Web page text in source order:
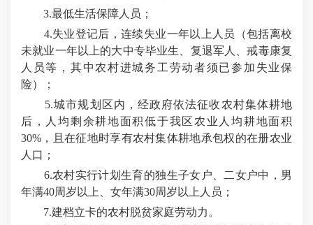
3.最低生活保障人员；
4.失业登记后，连续失业一年以上人员（包括离校
未就业一年以上的大中专毕业生、复退军人、戒毒康复
人员等，其中农村进城务工劳动者须已参加失业保
险）；
5.城市规划区内，经政府依法征收农村集体耕地
后，人均剩余耕地面积低于我区农业人均耕地面积
30%，且在征地时享有农村集体耕地承包权的在册农业
人口；
6.农村实行计划生育的独生子女户、二女户中，男
年满40周岁以上、女年满30周岁以上人员；
7.建档立卡的农村脱贫家庭劳动力。